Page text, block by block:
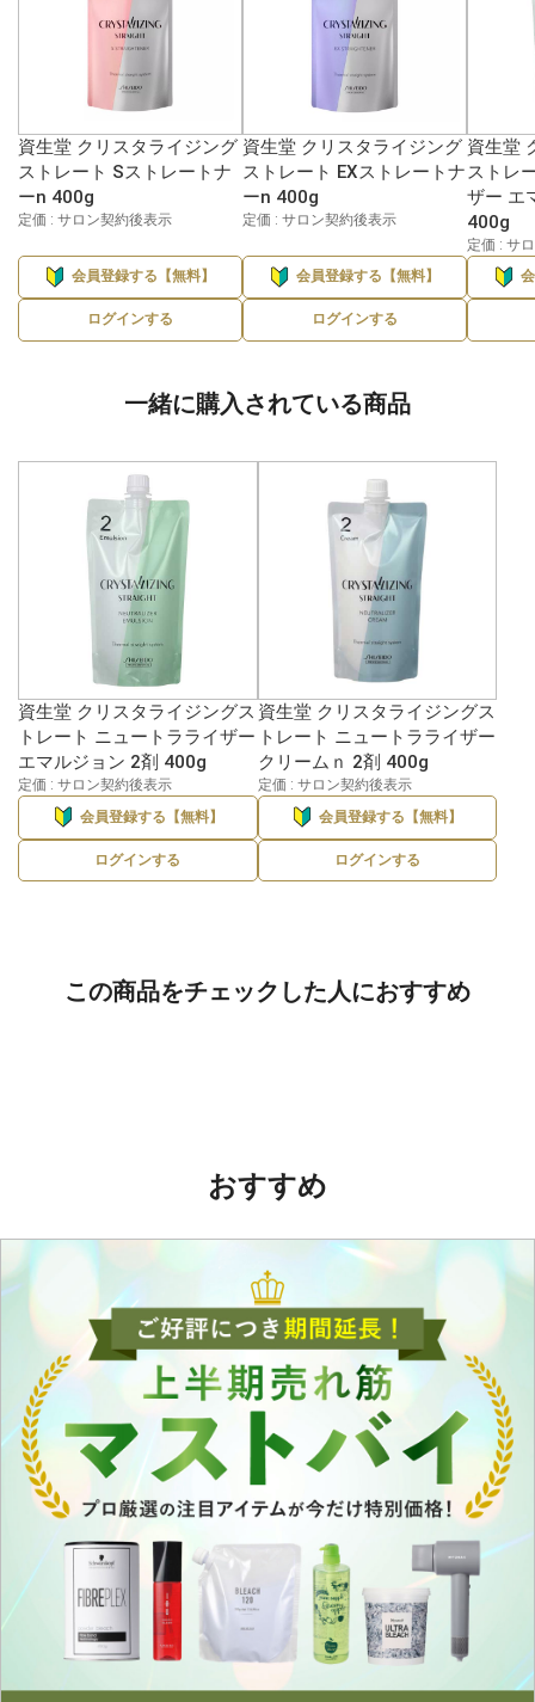
資生堂 クリスタライジング
ストレート Sストレートナ
ーn 400g
定価 : サロン契約後表示
会員登録する【無料】
ログインする
資生堂 クリスタライジング
ストレート EXストレートナ
ーn 400g
定価 : サロン契約後表示
会員登録する【無料】
ログインする
資生堂
ストレ
ザー エ
400g
定価 : サ
一緒に購入されている商品
資生堂 クリスタライジングス
トレート ニュートラライザー
エマルジョン 2剤 400g
定価 : サロン契約後表示
会員登録する【無料】
ログインする
資生堂 クリスタライジングス
トレート ニュートラライザー
クリームｎ 2剤 400g
定価 : サロン契約後表示
会員登録する【無料】
ログインする
この商品をチェックした人におすすめ
おすすめ